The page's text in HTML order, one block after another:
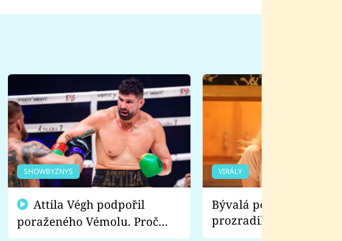
SHOWBYZNYS
poraženého Vémolu. Proč
chce raději zápasit s ním než
VIRÁLY
Bývalá pornoherečka
prozradila, co ji
natáčení Euforie.